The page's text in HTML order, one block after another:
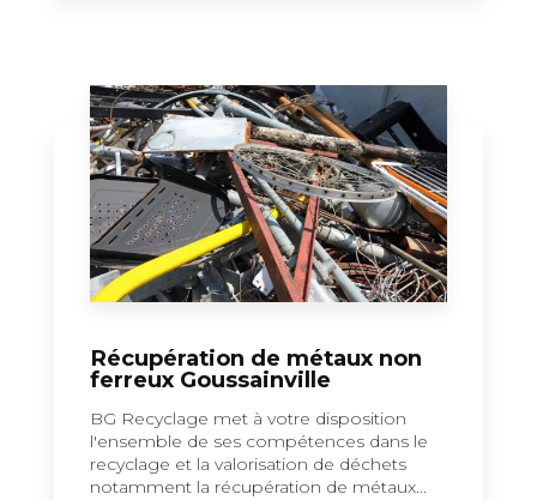
Récupération de métaux non
ferreux Goussainville
BG Recyclage met à votre disposition
l'ensemble de ses compétences dans le
recyclage et la valorisation de déchets
notamment la récupération de métaux...